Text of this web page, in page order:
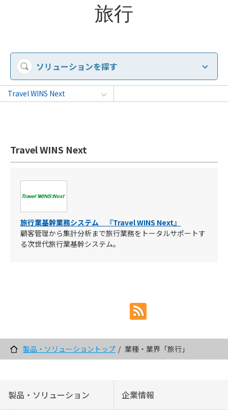
旅行
ソリューションを探す
Travel WINS Next
Travel WINS Next
旅行業基幹業務システム 『Travel WINS Next』
顧客管理から集計分析まで旅行業務をトータルサポートす
る次世代旅行業基幹システム。
製品・ソリューショントップ 業種・業界「旅行」
製品・ソリューション 企業情報